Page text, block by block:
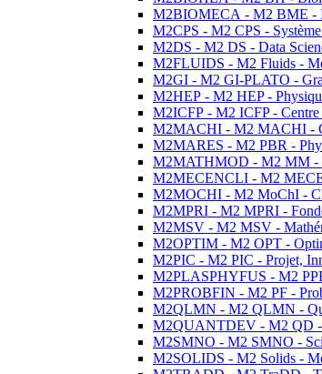
M2BIOMECA - M2 BME -
M2CPS - M2 CPS -
M2DS - M2 DS - Data
M2FLUIDS - M2 Fluids -
M2GI - M2 GI-PLATO -
M2HEP - M2 HEP -
M2ICFP - M2 ICFP - Centre
M2MACHI - M2 MACHI -
M2MARES - M2 PBR -
M2MATHMOD - M2 MM -
M2MECENCLI - M2
M2MOCHI - M2 MoChI -
M2MPRI - M2 MPRI -
M2MSV - M2 MSV -
M2OPTIM - M2 OPT -
M2PIC - M2 PIC - Projet,
M2PLASPHYFUS - M2
M2PROBFIN - M2 PF -
M2QLMN - M2 QLMN -
M2QUANTDEV - M2 QD -
M2SMNO - M2 SMNO -
M2SOLIDS - M2 Solids -